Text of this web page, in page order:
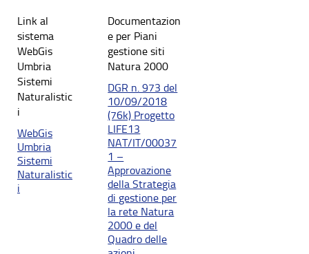
Link al
sistema
WebGis
Umbria
Sistemi
Naturalistic
i
WebGis
Umbria
Sistemi
Naturalistic
i
Documentazion
e per Piani
gestione siti
Natura 2000
DGR n. 973 del
10/09/2018
(76k) Progetto
LIFE13
NAT/IT/00037
1 –
Approvazione
della Strategia
di gestione per
la rete Natura
2000 e del
Quadro delle